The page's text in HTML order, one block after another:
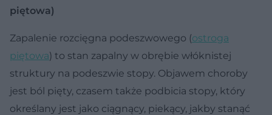
piętowa)
Zapalenie rozcięgna podeszwowego (ostroga
piętowa) to stan zapalny w obrębie włóknistej
struktury na podeszwie stopy. Objawem choroby
jest ból pięty, czasem także podbicia stopy, który
określany jest jako ciągnący, piekący, jakby stanąć